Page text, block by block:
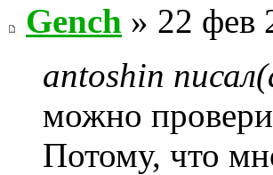
Gench » 22 фев
antoshin
можно
Потому, что